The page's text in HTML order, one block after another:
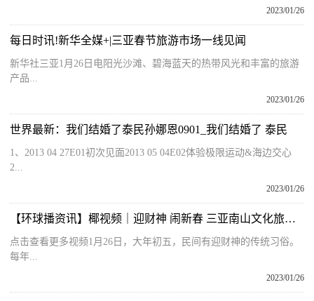
2023/01/26
每日时讯!新华全媒+|三亚春节旅游市场一线见闻
新华社三亚1月26日电阳光沙滩、碧海蓝天的热带风光和丰富的旅游
产品...
2023/01/26
世界最新：我们结婚了泰民孙娜恩0901_我们结婚了 泰民
1、2013 04 27E01初次见面2013 05 04E02体验极限运动&海边交心
2...
2023/01/26
【环球播资讯】椰视频｜迎财神 闹新春 三亚南山文化旅游区迎客流高峰
点击查看更多视频1月26日，大年初五，民间有迎财神的传统习俗。
每年...
2023/01/26